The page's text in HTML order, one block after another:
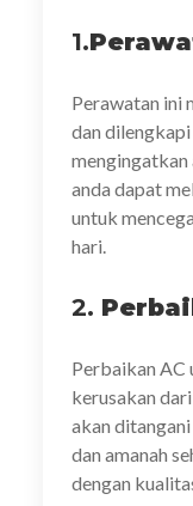
1.
Perawatan ini
dan
mengingatkan
anda dapat
untuk
hari.
2.
Perbaikan AC
kerusakan
akan
dan amanah
dengan